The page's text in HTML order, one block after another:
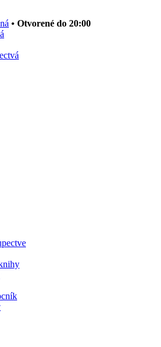
• Otvorené do 20:00